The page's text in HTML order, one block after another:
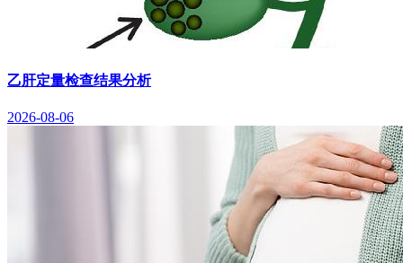
乙肝定量检查结果分析
2026-08-06